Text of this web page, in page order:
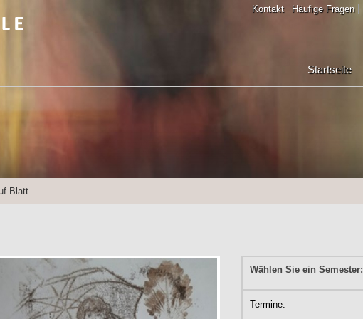
Kontakt Häufige Fragen
Startseite
Blatt
Wählen Sie ein Semester:
Termine: